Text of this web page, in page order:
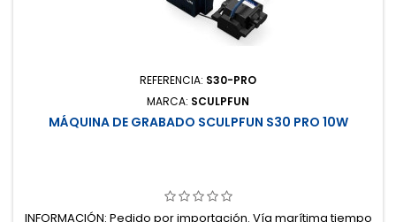
REFERENCIA: S30-PRO
MARCA: SCULPFUN
MÁQUINA DE GRABADO SCULPFUN S30 PRO 10W
INFORMACIÓN: Pedido por importación. Vía marítima tiempo